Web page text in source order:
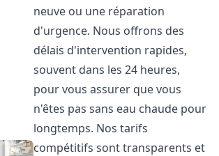
neuve ou une réparation
d'urgence. Nous offrons des
délais d'intervention rapides,
souvent dans les 24 heures,
pour vous assurer que vous
n'êtes pas sans eau chaude pour
longtemps. Nos tarifs
compétitifs sont transparents et